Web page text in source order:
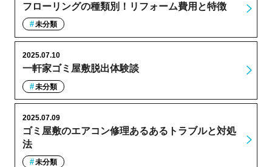
フローリングの種類別！リフォーム費用と特徴
未分類
一軒家ゴミ屋敷脱出体験談
2025.07.10
未分類
ゴミ屋敷のエアコン修理あるあるトラブルと対処
法
2025.07.09
未分類